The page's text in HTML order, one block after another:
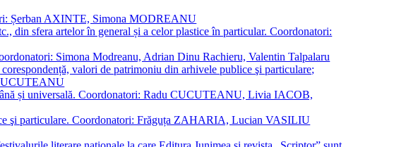
Șerban AXINTE, Simona MODREANU
din sfera artelor în general și a celor plastice în particular. Coordonatori:
Simona Modreanu, Adrian Dinu Rachieru, Valentin Talpalaru
valori de patrimoniu din arhivele publice şi particulare;
și universală. Coordonatori: Radu CUCUTEANU, Livia IACOB,
şi particulare. Coordonatori: Frăguța ZAHARIA, Lucian VASILIU